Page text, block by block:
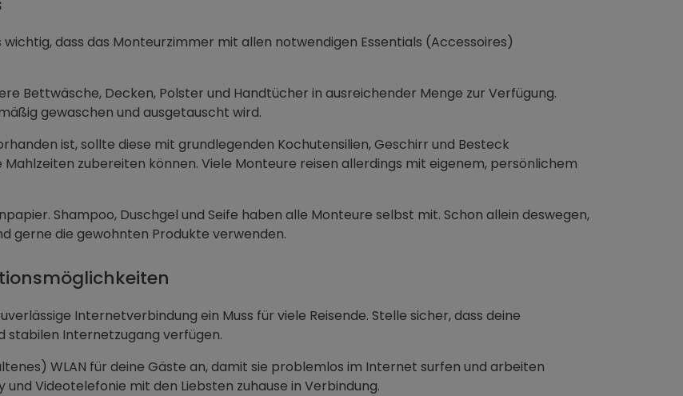
dass das Monteurzimmer mit allen notwendigen Essentials (Accessoires)
Bettwäsche, Decken, Polster und Handtücher in ausreichender Menge zur Verfügung.
gewaschen und ausgetauscht wird.
ist, sollte diese mit grundlegenden Kochutensilien, Geschirr und Besteck
zubereiten können. Viele Monteure reisen allerdings mit eigenem, persönlichem
Shampoo, Duschgel und Seife haben alle Monteure selbst mit. Schon allein deswegen,
gerne die gewohnten Produkte verwenden.
Internetverbindung ein Muss für viele Reisende. Stelle sicher, dass deine
stabilen Internetzugang verfügen.
WLAN für deine Gäste an, damit sie problemlos im Internet surfen und arbeiten
Videotelefonie mit den Liebsten zuhause in Verbindung.